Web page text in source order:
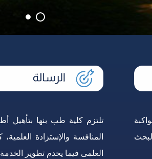
طب وجراحة العيون
تلتزم كلية طب بنها بتأهيل
المنافسة والإستزادة
العلمى فيما يخدم تطوير